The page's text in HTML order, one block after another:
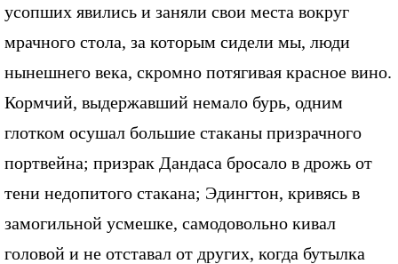
усопших явились и заняли свои места вокруг
мрачного стола, за которым сидели мы, люди
нынешнего века, скромно потягивая красное вино.
Кормчий, выдержавший немало бурь, одним
глотком осушал большие стаканы призрачного
портвейна; призрак Дандаса бросало в дрожь от
тени недопитого стакана; Эдингтон, кривясь в
замогильной усмешке, самодовольно кивал
головой и не отставал от других, когда бутылка